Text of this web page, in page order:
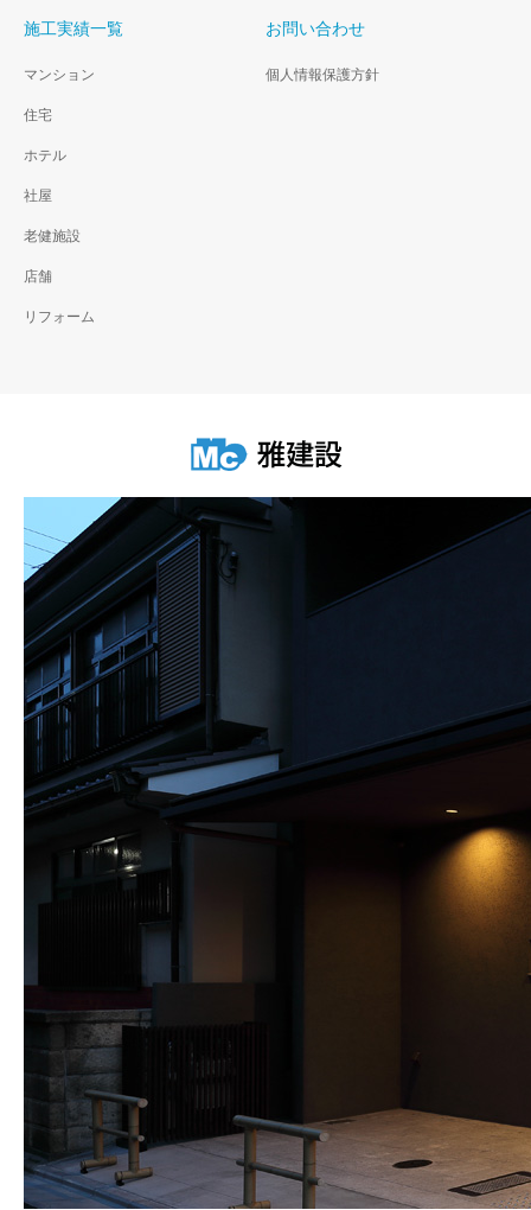
施工実績一覧
マンション
住宅
ホテル
社屋
老健施設
店舗
リフォーム
お問い合わせ
個人情報保護方針